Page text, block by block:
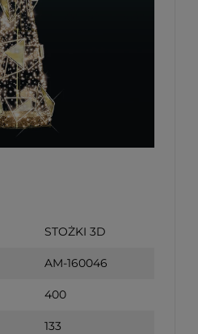
STOŻKI 3D
AM-160046
400
133